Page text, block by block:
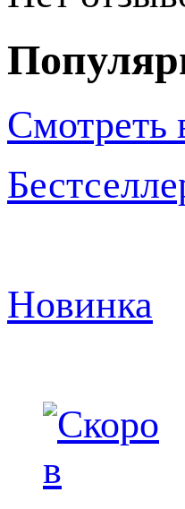
Смотреть
Новинка